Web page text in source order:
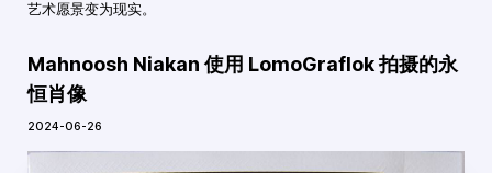
艺术愿景变为现实。
Mahnoosh Niakan 使用 LomoGraflok 拍摄的永
恒肖像
2024-06-26